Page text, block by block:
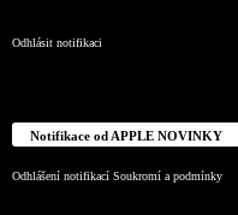
Odhlásit notifikaci
Notifikace od APPLE NOVINKY
Odhlášení notifikací Soukromí a podmínky